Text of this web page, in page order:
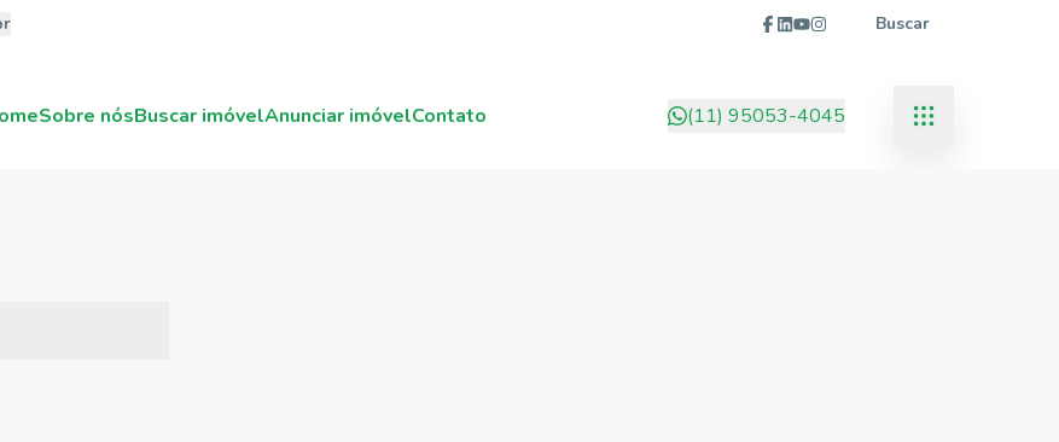
Buscar
Sobre nósBuscar imóvelAnunciar imóvelContato (11) 95053-4045